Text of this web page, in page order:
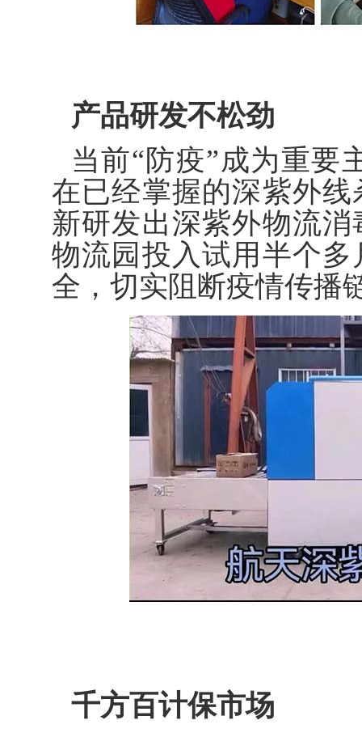
产品研发不松劲
当前“防疫”成为重要
在已经掌握的深紫外
新研发出深紫外物流
物流园投入试用半个
全，切实阻断疫情传播
千方百计保市场